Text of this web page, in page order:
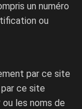
un numéro
ou
par ce site
ce site
les noms de